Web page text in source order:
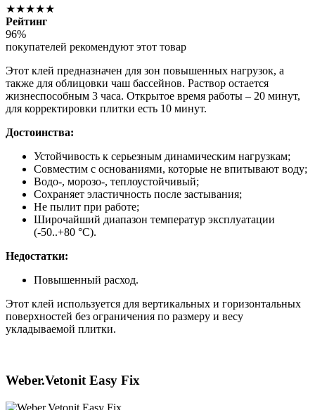
★★★★★
Рейтинг
96%
покупателей рекомендуют этот товар
Этот клей предназначен для зон повышенных нагрузок, а
также для облицовки чаш бассейнов. Раствор остается
жизнеспособным 3 часа. Открытое время работы – 20 минут,
для корректировки плитки есть 10 минут.
Достоинства:
Устойчивость к серьезным динамическим нагрузкам;
Совместим с основаниями, которые не впитывают воду;
Водо-, морозо-, теплоустойчивый;
Сохраняет эластичность после застывания;
Не пылит при работе;
Широчайший диапазон температур эксплуатации
(-50..+80 °С).
Недостатки:
Повышенный расход.
Этот клей используется для вертикальных и горизонтальных
поверхностей без ограничения по размеру и весу
укладываемой плитки.
Weber.Vetonit Easy Fix